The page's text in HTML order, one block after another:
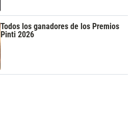
Todos los ganadores de los Premios
Pinti 2026